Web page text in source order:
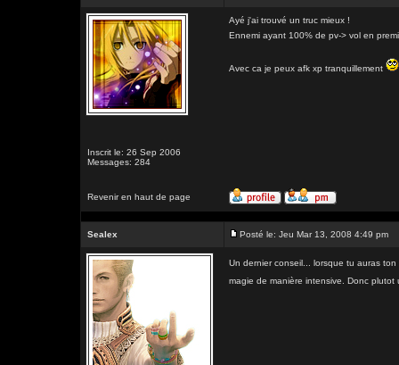
Inscrit le: 26 Sep 2006
Messages: 284
Ayé j'ai trouvé un truc mieux !
Ennemi ayant 100% de pv-> vol en
Avec ca je peux afk xp tranquillement
Revenir en haut de page
Sealex Posté le: Jeu Mar 13, 2008 4:49 pm
Un dernier conseil... lorsque tu auras
magie de manière intensive. Donc